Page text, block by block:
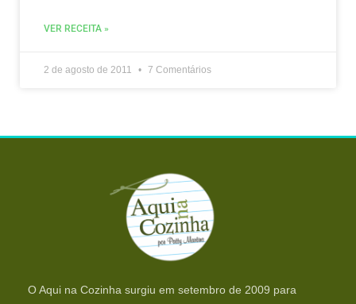
VER RECEITA »
2 de agosto de 2011 7 Comentários
O Aqui na Cozinha surgiu em setembro de 2009 para